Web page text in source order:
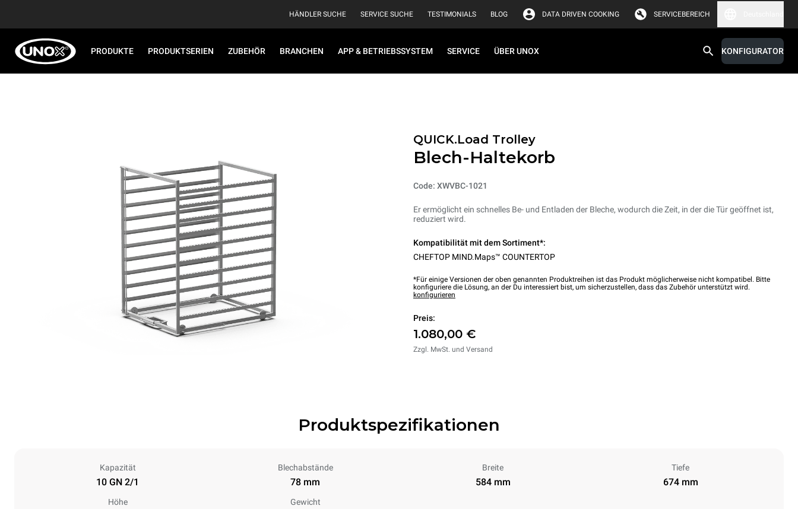
HÄNDLER SUCHE SERVICE SUCHE TESTIMONIALS BLOG DATA DRIVEN COOKING SERVICEBEREICH
PRODUKTE PRODUKTSERIEN ZUBEHÖR BRANCHEN APP & BETRIEBSSYSTEM SERVICE ÜBER UNOX KONFIGURATOR
QUICK.Load Trolley
Blech-Haltekorb
Code: XWVBC-1021
Er ermöglicht ein schnelles Be- und Entladen der Bleche, wodurch die Zeit, in der die Tür geöffnet ist,
reduziert wird.
Kompatibilität mit dem Sortiment*:
CHEFTOP MIND.Maps™ COUNTERTOP
*Für einige Versionen der oben genannten Produktreihen ist das Produkt möglicherweise nicht kompatibel. Bitte
konfiguriere die Lösung, an der Du interessiert bist, um sicherzustellen, dass das Zubehör unterstützt wird.
konfigurieren
Preis:
1.080,00 €
Zzgl. MwSt. und Versand
Produktspezifikationen
Kapazität
10 GN 2/1
Blechabstände
78 mm
Breite
584 mm
Tiefe
674 mm
Höhe Gewicht